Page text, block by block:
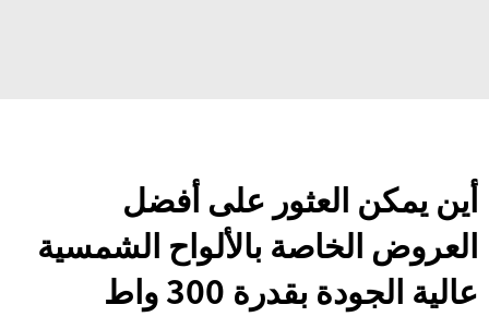
أين يمكن العثور على أفضل
العروض الخاصة بالألواح الشمسية
عالية الجودة بقدرة 300 واط